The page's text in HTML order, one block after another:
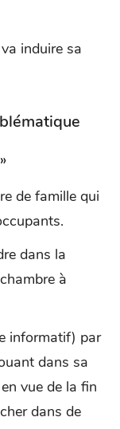
induire sa
de famille qui
dans la
à
informatif) par
dans sa
vue de la fin
dans de